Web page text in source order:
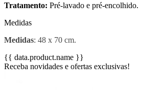
Tratamento: Pré-lavado e pré-encolhido.
Medidas
Medidas: 48 x 70 cm.
{{ data.product.name }}
Receba novidades e ofertas exclusivas!